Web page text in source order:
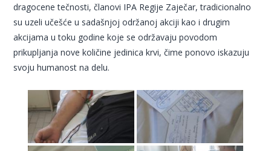
dragocene tečnosti, članovi IPA Regije Zaječar, tradicionalno
su uzeli učešće u sadašnjoj održanoj akciji kao i drugim
akcijama u toku godine koje se održavaju povodom
prikupljanja nove količine jedinica krvi, čime ponovo iskazuju
svoju humanost na delu.